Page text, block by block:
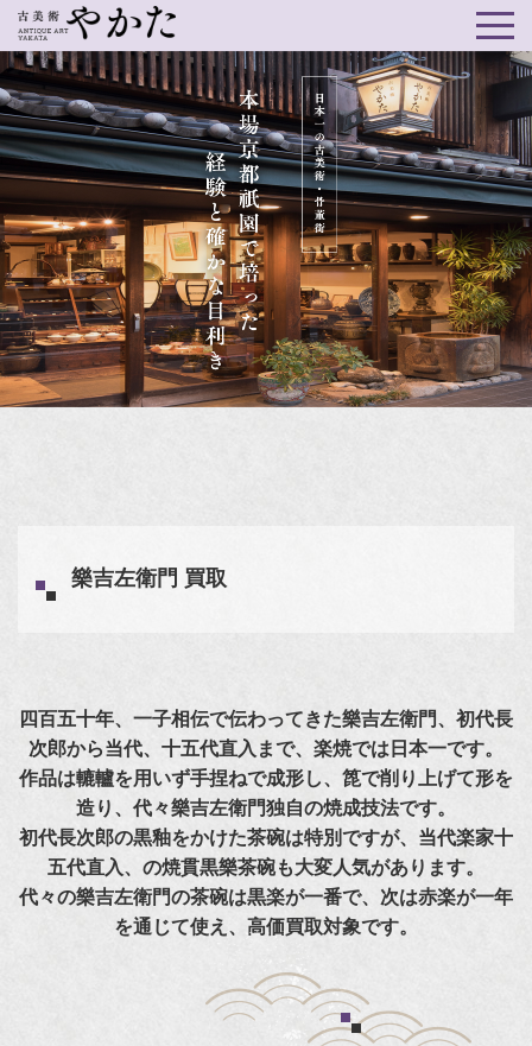
樂吉左衛門 買取
四百五十年、一子相伝で伝わってきた樂吉左衛門、初代長
次郎から当代、十五代直入まで、楽焼では日本一です。
作品は轆轤を用いず手捏ねで成形し、箆で削り上げて形を
造り、代々樂吉左衛門独自の焼成技法です。
初代長次郎の黒釉をかけた茶碗は特別ですが、当代楽家十
五代直入、の焼貫黒樂茶碗も大変人気があります。
代々の樂吉左衛門の茶碗は黒楽が一番で、次は赤楽が一年
を通じて使え、高価買取対象です。